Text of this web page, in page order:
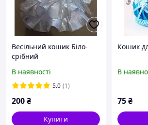
Весільний кошик Біло-
срібний
В наявності
5.0 (1)
200₴
Купити
Кошик
В
75₴